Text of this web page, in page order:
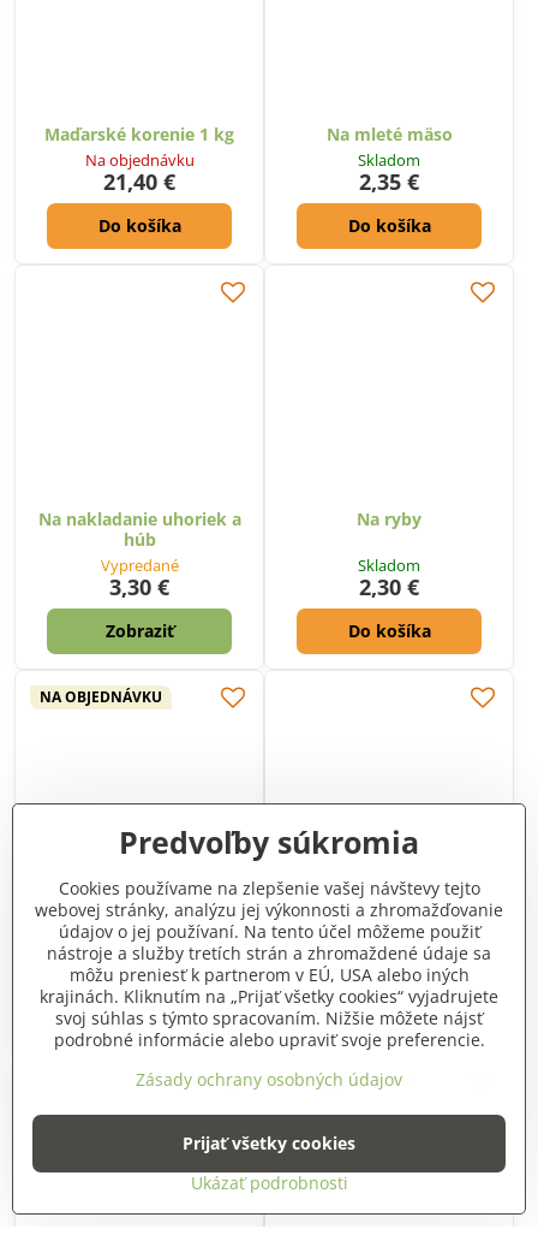
Maďarské korenie 1 kg
Na objednávku
21,40 €
Do košíka
Na mleté mäso
Skladom
2,35 €
Do košíka
Na nakladanie uhoriek a
húb
Vypredané
3,30 €
Zobraziť
Na ryby
Skladom
2,30 €
Do košíka
NA OBJEDNÁVKU
Na ryby 1 kg
Na objednávku
23,50 €
Do košíka
Na steaky
Skladom
2,60 €
Do košíka
NA OBJEDNÁVKU
Predvoľby súkromia
Cookies používame na zlepšenie vašej návštevy tejto
webovej stránky, analýzu jej výkonnosti a zhromažďovanie
údajov o jej používaní. Na tento účel môžeme použiť
nástroje a služby tretích strán a zhromaždené údaje sa
môžu preniesť k partnerom v EÚ, USA alebo iných
krajinách. Kliknutím na „Prijať všetky cookies“ vyjadrujete
svoj súhlas s týmto spracovaním. Nižšie môžete nájsť
podrobné informácie alebo upraviť svoje preferencie.
Zásady ochrany osobných údajov
Ukázať podrobnosti
Prijať všetky cookies